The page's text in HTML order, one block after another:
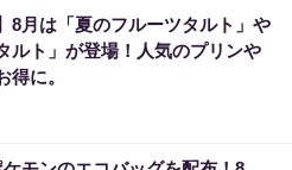
8月は「夏のフルーツタルト」や
ルト」が登場！人気のプリンや
得に。